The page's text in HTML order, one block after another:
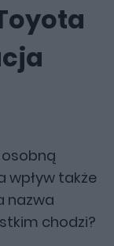
wpływ także
nazwa
chodzi?